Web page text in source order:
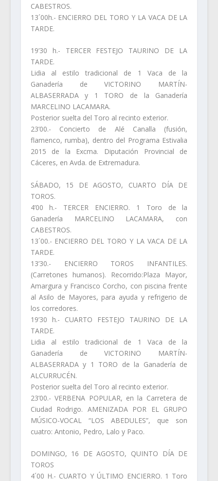
CABESTROS.
13´00h.- ENCIERRO DEL TORO Y LA VACA DE LA
TARDE.
19’30 h.- TERCER FESTEJO TAURINO DE LA
TARDE.
Lidia al estilo tradicional de 1 Vaca de la
Ganadería de VICTORINO MARTÍN-
ALBASERRADA y 1 TORO de la Ganadería
MARCELINO LACAMARA.
Posterior suelta del Toro al recinto exterior.
23’00.- Concierto de Alé Canalla (fusión,
flamenco, rumba), dentro del Programa Estivalia
2015 de la Excma. Diputación Provincial de
Cáceres, en Avda. de Extremadura.
SÁBADO, 15 DE AGOSTO, CUARTO DÍA DE
TOROS.
4’00 h.- TERCER ENCIERRO. 1 Toro de la
Ganadería MARCELINO LACAMARA, con
CABESTROS.
13´00.- ENCIERRO DEL TORO Y LA VACA DE LA
TARDE.
13’30.- ENCIERRO TOROS INFANTILES.
(Carretones humanos). Recorrido:Plaza Mayor,
Amargura y Francisco Corcho, con piscina frente
al Asilo de Mayores, para ayuda y refrigerio de
los corredores.
19’30 h.- CUARTO FESTEJO TAURINO DE LA
TARDE.
Lidia al estilo tradicional de 1 Vaca de la
Ganadería de VICTORINO MARTÍN-
ALBASERRADA y 1 TORO de la Ganadería de
ALCURRUCÉN.
Posterior suelta del Toro al recinto exterior.
23’00.- VERBENA POPULAR, en la Carretera de
Ciudad Rodrigo. AMENIZADA POR EL GRUPO
MÚSICO-VOCAL “LOS ABEDULES”, que son
cuatro: Antonio, Pedro, Lalo y Paco.
DOMINGO, 16 DE AGOSTO, QUINTO DÍA DE
TOROS
4´00 H.- CUARTO Y ÚLTIMO ENCIERRO. 1 Toro